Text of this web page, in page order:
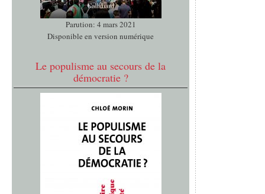
Parution: 4 mars 2021
Disponible en version numérique
Le populisme au secours de la
démocratie ?